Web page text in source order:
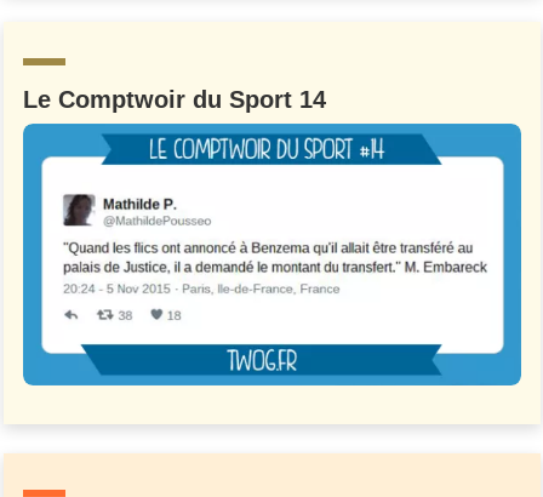
Le Comptwoir du Sport 14
C'EST PARTI